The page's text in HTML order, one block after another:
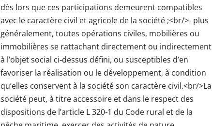
dès lors que ces participations demeurent compatibles
avec le caractère civil et agricole de la société ;<br/>- plus
généralement, toutes opérations civiles, mobilières ou
immobilières se rattachant directement ou indirectement
à l’objet social ci‑dessus défini, ou susceptibles d’en
favoriser la réalisation ou le développement, à condition
qu’elles conservent à la société son caractère civil.<br/>La
société peut, à titre accessoire et dans le respect des
dispositions de l’article L 320‑1 du Code rural et de la